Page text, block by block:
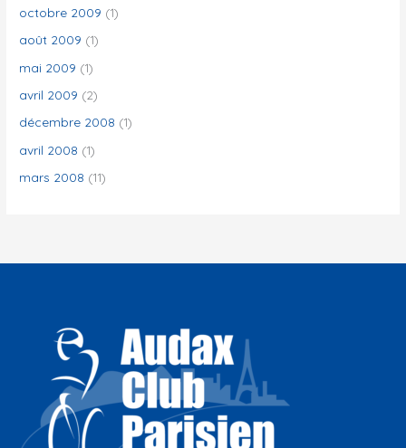
octobre 2009 (1)
août 2009 (1)
mai 2009 (1)
avril 2009 (2)
décembre 2008 (1)
avril 2008 (1)
mars 2008 (11)